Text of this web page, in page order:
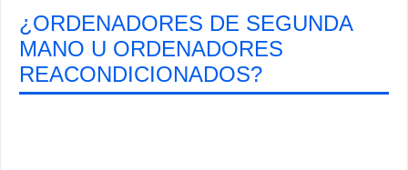
¿ORDENADORES DE SEGUNDA
MANO U ORDENADORES
REACONDICIONADOS?